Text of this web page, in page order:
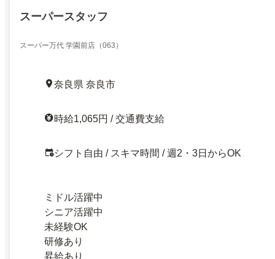
スーパースタッフ
スーパー万代 学園前店（063）
奈良県 奈良市
時給1,065円 / 交通費支給
シフト自由 / スキマ時間 / 週2・3日からOK
ミドル活躍中
シニア活躍中
未経験OK
研修あり
昇給あり